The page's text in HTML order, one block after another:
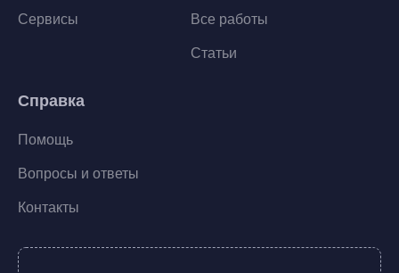
Сервисы
Все работы
Статьи
Справка
Помощь
Вопросы и ответы
Контакты